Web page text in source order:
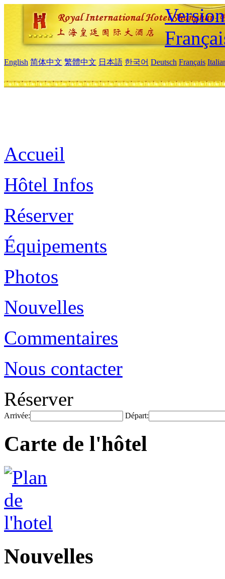
English 简体中文 繁體中文 日本語 한국어 Deutsch Français
Accueil
Hôtel Infos
Réserver
Équipements
Photos
Nouvelles
Commentaires
Nous contacter
Réserver
Arrivée: Départ:
Carte de l'hôtel
Nouvelles